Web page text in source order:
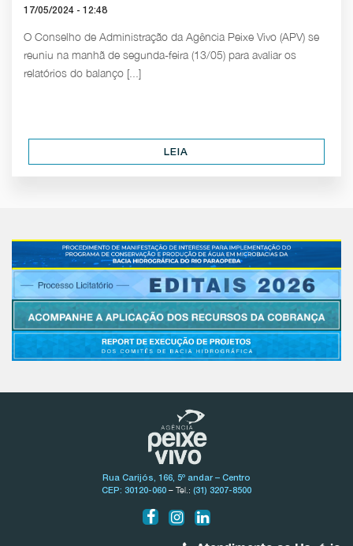
17/05/2024 - 12:48
O Conselho de Administração da Agência Peixe Vivo (APV) se
reuniu na manhã de segunda-feira (13/05) para avaliar os
relatórios do balanço [...]
LEIA
Rua Carijós, 166, 5º andar – Centro
CEP: 30120-060 – Tel.: (31) 3207-8500